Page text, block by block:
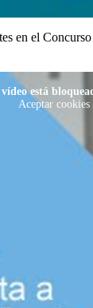
en el
vídeo está
Aceptar